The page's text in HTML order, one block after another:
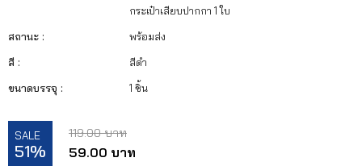
กระเป๋าเสียบปากกา 1 ใบ
สถานะ :
พร้อมส่ง
สี :
สีดำ
ขนาดบรรจุ :
1 ชิ้น
SALE
51%
119.00 บาท
59.00 บาท